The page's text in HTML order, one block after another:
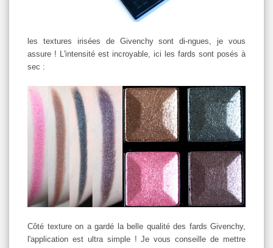
les textures irisées de Givenchy sont di-ngues, je vous
assure ! L'intensité est incroyable, ici les fards sont posés à
sec :
Côté texture on a gardé la belle qualité des fards Givenchy,
l'application est ultra simple ! Je vous conseille de mettre